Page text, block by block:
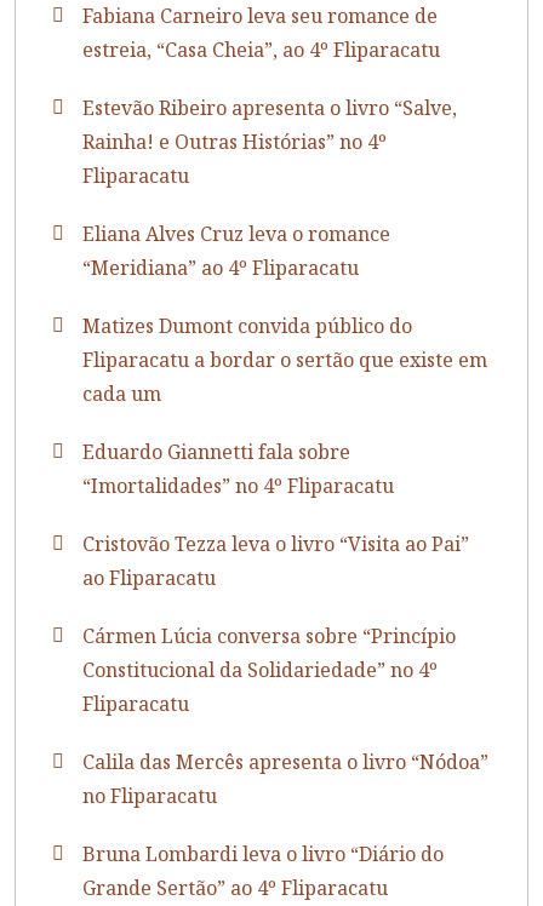
Fabiana Carneiro leva seu romance de
estreia, “Casa Cheia”, ao 4º Fliparacatu
Estevão Ribeiro apresenta o livro “Salve,
Rainha! e Outras Histórias” no 4º
Fliparacatu
Eliana Alves Cruz leva o romance
“Meridiana” ao 4º Fliparacatu
Matizes Dumont convida público do
Fliparacatu a bordar o sertão que existe em
cada um
Eduardo Giannetti fala sobre
“Imortalidades” no 4º Fliparacatu
Cristovão Tezza leva o livro “Visita ao Pai”
ao Fliparacatu
Cármen Lúcia conversa sobre “Princípio
Constitucional da Solidariedade” no 4º
Fliparacatu
Calila das Mercês apresenta o livro “Nódoa”
no Fliparacatu
Bruna Lombardi leva o livro “Diário do
Grande Sertão” ao 4º Fliparacatu